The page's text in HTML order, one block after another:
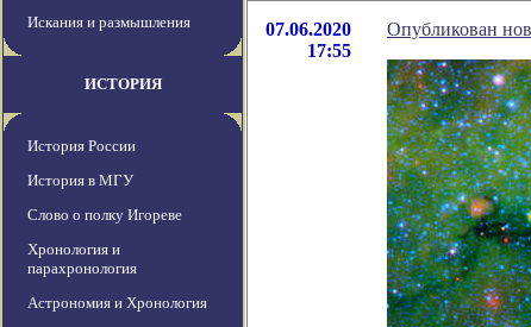
Искания и размышления
ИСТОРИЯ
История России
История в МГУ
Слово о полку Игореве
Хронология и
парахронология
Астрономия и Хронология
07.06.2020
17:55
Опубликован